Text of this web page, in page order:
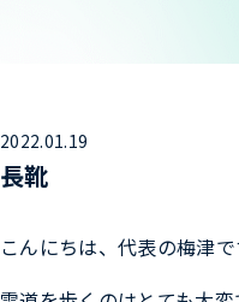
2022.01.19
長靴
こんにちは、代表の梅津で